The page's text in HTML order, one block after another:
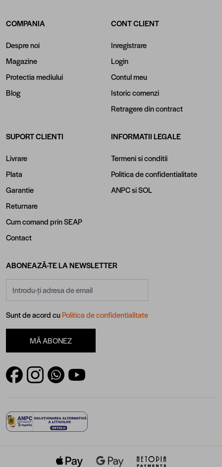
COMPANIA
Despre noi
Magazine
Protectia mediului
Blog
CONT CLIENT
Inregistrare
Login
Contul meu
Istoric comenzi
Retragere din contract
SUPORT CLIENTI
Livrare
Plata
Garantie
Returnare
Cum comand prin SEAP
Contact
INFORMATII LEGALE
Termeni si conditii
Politica de confidentialitate
ANPCsiSOL
ABONEAZĂ-TE LA NEWSLETTER
Sunt de acord cuPolitica de confidentialitate
MĂ ABONEZ